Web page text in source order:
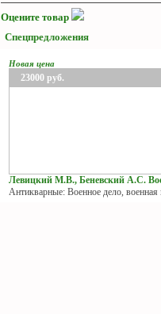
Оцените товар
Спецпредложения
Новая цена
23000 руб.
Левицкий М.В., Беневский А.С.
Антикварные: Военное дело, военная